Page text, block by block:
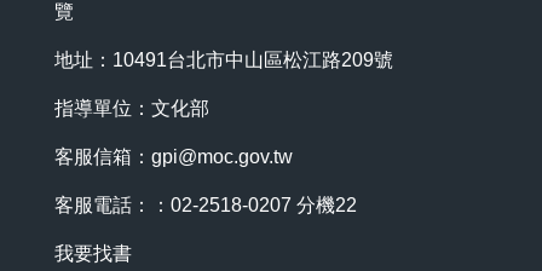
覽
地址：10491台北市中山區松江路209號
指導單位：文化部
客服信箱： gpi@moc.gov.tw
客服電話：：02-2518-0207 分機22
我要找書